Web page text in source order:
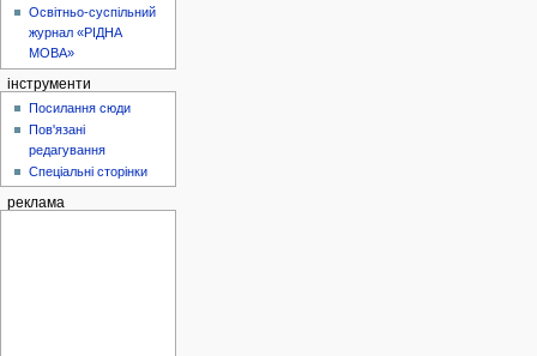
Освітньо-суспільний
журнал «РІДНА
МОВА»
інструменти
Посилання сюди
Пов'язані
редагування
Спеціальні сторінки
реклама